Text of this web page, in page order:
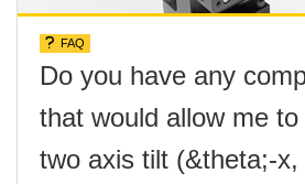
FAQ
Do you have any
that would allow me to
two axis tilt (&theta;-x,